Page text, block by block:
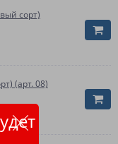
сорт)
(арт. 08)